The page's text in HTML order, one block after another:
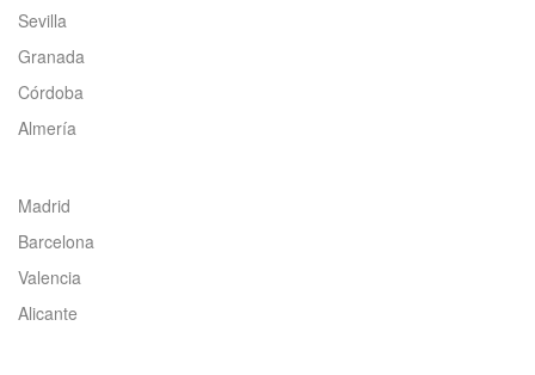
Sevilla
Granada
Córdoba
Almería
Madrid
Barcelona
Valencia
Alicante